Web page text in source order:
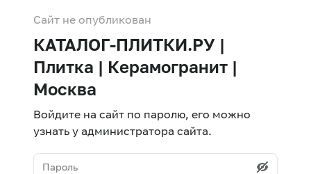
Сайт не опубликован
КАТАЛОГ-ПЛИТКИ.РУ |
Плитка | Керамогранит |
Москва
Войдите на сайт по паролю, его можно
узнать у администратора сайта.